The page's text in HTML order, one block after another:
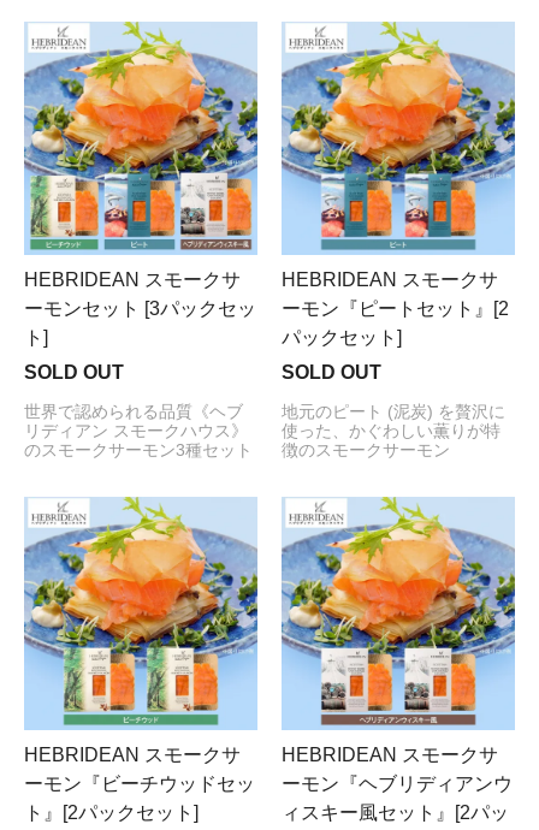
・掛け紙等および領収書の発行はいたしかねます。予め
ご容赦ください。
HEBRIDEAN スモークサ
ーモンセット [3パックセッ
ト]
SOLD OUT
世界で認められる品質《ヘブ
リディアン スモークハウス》
のスモークサーモン3種セット
HEBRIDEAN スモークサ
ーモン『ピートセット』[2
パックセット]
SOLD OUT
地元のピート (泥炭) を贅沢に
使った、かぐわしい薫りが特
徴のスモークサーモン
HEBRIDEAN スモークサ
ーモン『ビーチウッドセッ
ト』[2パックセット]
HEBRIDEAN スモークサ
ーモン『ヘブリディアンウ
ィスキー風セット』[2パッ